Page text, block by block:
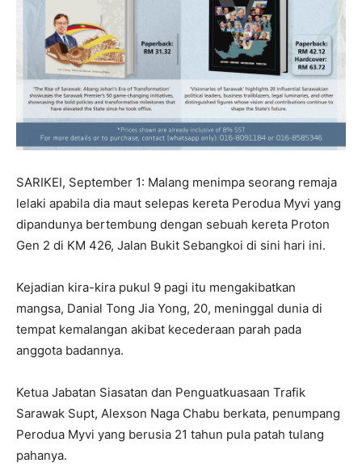
SARIKEI, September 1: Malang menimpa seorang remaja
lelaki apabila dia maut selepas kereta Perodua Myvi yang
dipandunya bertembung dengan sebuah kereta Proton
Gen 2 di KM 426, Jalan Bukit Sebangkoi di sini hari ini.
Kejadian kira-kira pukul 9 pagi itu mengakibatkan
mangsa, Danial Tong Jia Yong, 20, meninggal dunia di
tempat kemalangan akibat kecederaan parah pada
anggota badannya.
Ketua Jabatan Siasatan dan Penguatkuasaan Trafik
Sarawak Supt, Alexson Naga Chabu berkata, penumpang
Perodua Myvi yang berusia 21 tahun pula patah tulang
pahanya.